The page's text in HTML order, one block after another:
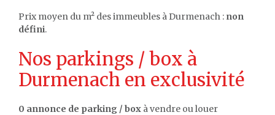
Prix moyen du m² des immeubles à Durmenach : non
défini.
Nos parkings / box à
Durmenach en exclusivité
0 annonce de parking / box à vendre ou louer